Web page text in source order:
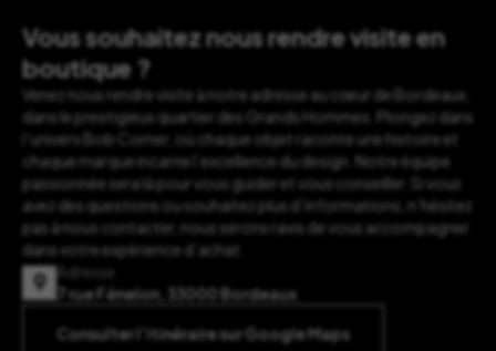
Vous souhaitez nous rendre visite en
boutique ?
Venez nous rendre visite à notre adresse au cœur de Bordeaux,
dans le prestigieux quartier des Grands Hommes. Plongez dans
l’univers Bob Corner, où chaque objet raconte une histoire et
chaque marque incarne l’excellence du design. Notre équipe
passionnée sera là pour vous guider et vous conseiller. Si vous
avez des questions ou souhaitez plus d’informations, n’hésitez
pas à nous contacter, nous serons ravis de vous accompagner
dans votre expérience d’achat.
Adresse
7 rue Fénelon, 33000 Bordeaux
Consulter l’itinéraire sur Google Maps